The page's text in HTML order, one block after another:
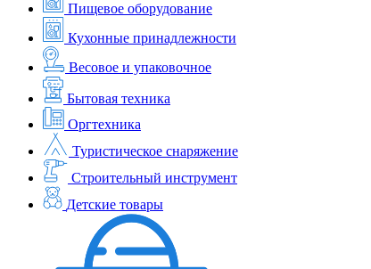
Пищевое оборудование
Кухонные принадлежности
Весовое и упаковочное
Бытовая техника
Оргтехника
Туристическое снаряжение
Строительный инструмент
Детские товары